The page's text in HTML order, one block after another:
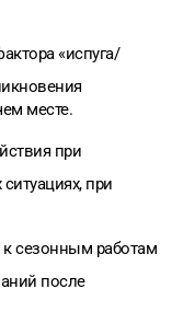
«испуга/
месте.
при
при
сезонным работам
после